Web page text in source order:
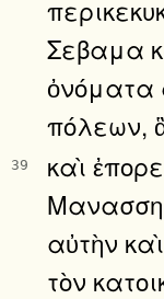
Σεβαμα
ὀνόματα
πόλεων,
39
καὶ
Μανασση
αὐτὴν
τὸν